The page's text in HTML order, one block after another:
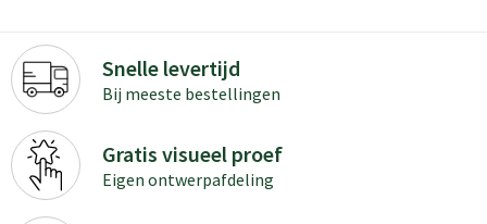
Snelle levertijd
Bij meeste bestellingen
Gratis visueel proef
Eigen ontwerpafdeling